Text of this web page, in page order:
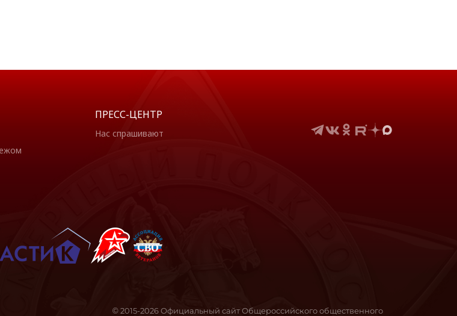
ПРЕСС-ЦЕНТР
Нас спрашивают
© 2015-2026 Официальный сайт Общероссийского общественного